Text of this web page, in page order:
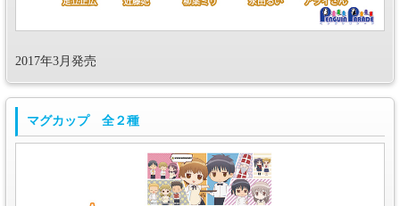
2017年3月発売
マグカップ 全２種